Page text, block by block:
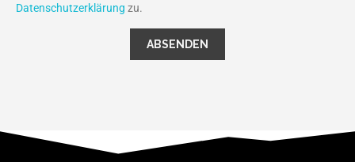
Datenschutzerklärung zu.